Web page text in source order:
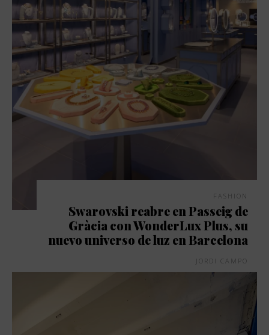
FASHION
Swarovski reabre en Passeig de
Gràcia con WonderLux Plus, su
nuevo universo de luz en Barcelona
JORDI CAMPO